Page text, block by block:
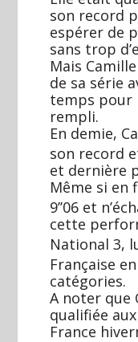
son record
espérer de
sans trop
Mais
de sa série
temps pour
rempli.
En demie,
son record
et dernière
Même si en
9’’06 et
cette
National 3,
Française
catégories.
A noter que
qualifiée
France